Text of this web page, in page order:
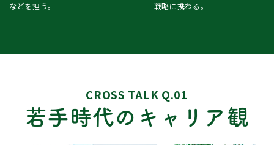
などを担う。
戦略に携わる。
CROSS TALK Q.01
若手時代のキャリア観